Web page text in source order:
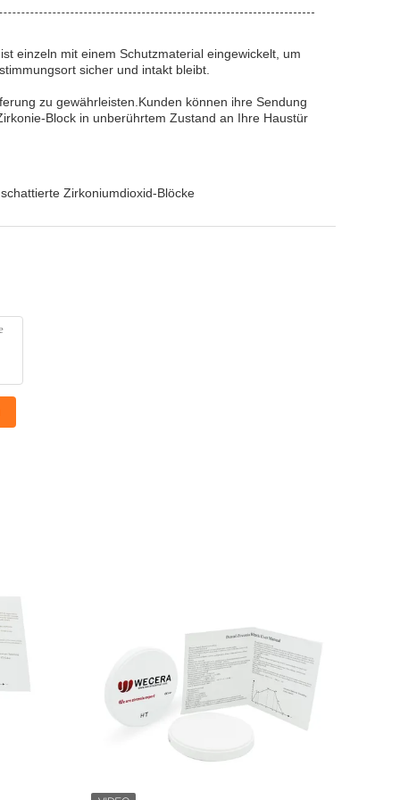
einzeln mit einem Schutzmaterial eingewickelt, um
sicher und intakt bleibt.
zu gewährleisten.Kunden können ihre Sendung
Block in unberührtem Zustand an Ihre Haustür
Zirkoniumdioxid-Blöcke